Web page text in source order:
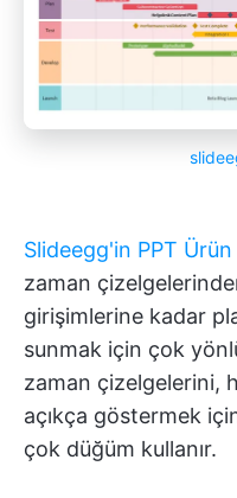
Slideegg'in PPT
zaman
girişimlerine kadar
sunmak için çok
zaman çizelgelerini,
açıkça göstermek
çok düğüm kullanır.